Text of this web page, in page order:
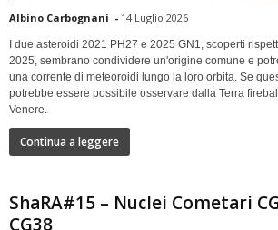
Albino Carbognani - 14 Luglio 2026
I due asteroidi 2021 PH27 e 2025 GN1, scoperti
2025, sembrano condividere un'origine comune e
una corrente di meteoroidi lungo la loro orbita. Se
potrebbe essere possibile osservare dalla Terra
Venere.
Continua a leggere
ShaRA#15 – Nuclei Cometari
CG38